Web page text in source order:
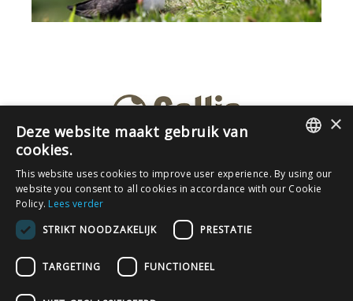
Info & weetjes
Algemene en bijzondere
voorwaarden
Privacybeleid Reisverzekeringen
Gallia bv · Weyerstraat 119 · 3850 Nieuwerkerken/Kozen
054/32.69.81
© 1993-2026 · Lic. A5997 Toerisme Vlaanderen
Garantiefonds Reizen
Laatste update: 17-07-2026 (v1.1) ·
DUTCH
FRENCH
×
Deze website maakt gebruik van
cookies.
This website uses cookies to improve user experience. By using our
website you consent to all cookies in accordance with our Cookie
Policy. Lees verder
STRIKT NOODZAKELIJK
PRESTATIE
TARGETING FUNCTIONEEL